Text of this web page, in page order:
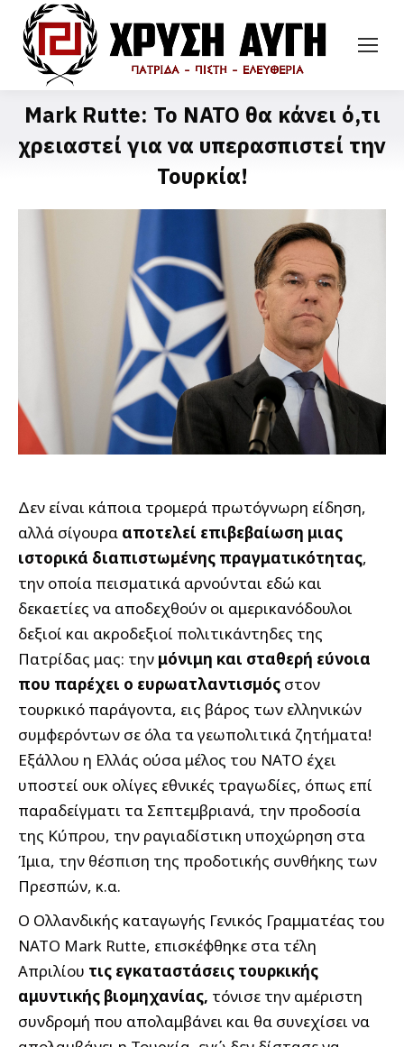
Mark Rutte: Το ΝΑΤΟ θα κάνει ό,τι
χρειαστεί για να υπερασπιστεί την
Τουρκία!
Δεν είναι κάποια τρομερά πρωτόγνωρη είδηση,
αλλά σίγουρα αποτελεί επιβεβαίωση μιας
ιστορικά διαπιστωμένης πραγματικότητας,
την οποία πεισματικά αρνούνται εδώ και
δεκαετίες να αποδεχθούν οι αμερικανόδουλοι
δεξιοί και ακροδεξιοί πολιτικάντηδες της
Πατρίδας μας: την μόνιμη και σταθερή εύνοια
που παρέχει ο ευρωατλαντισμός στον
τουρκικό παράγοντα, εις βάρος των ελληνικών
συμφερόντων σε όλα τα γεωπολιτικά ζητήματα!
Εξάλλου η Ελλάς ούσα μέλος του ΝΑΤΟ έχει
υποστεί ουκ ολίγες εθνικές τραγωδίες, όπως επί
παραδείγματι τα Σεπτεμβριανά, την προδοσία
της Κύπρου, την ραγιαδίστικη υποχώρηση στα
Ίμια, την θέσπιση της προδοτικής συνθήκης των
Πρεσπών, κ.α.
Ο Ολλανδικής καταγωγής Γενικός Γραμματέας του
ΝΑΤΟ Mark Rutte, επισκέφθηκε στα τέλη
Απριλίου τις εγκαταστάσεις τουρκικής
αμυντικής βιομηχανίας, τόνισε την αμέριστη
συνδρομή που απολαμβάνει και θα συνεχίσει να